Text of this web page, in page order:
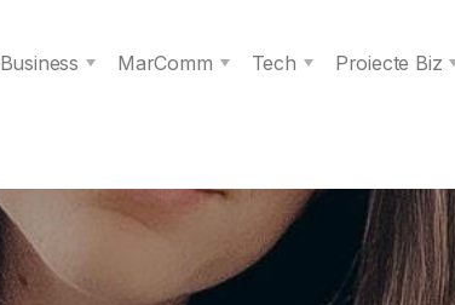
Business MarComm Tech
Proiecte Biz